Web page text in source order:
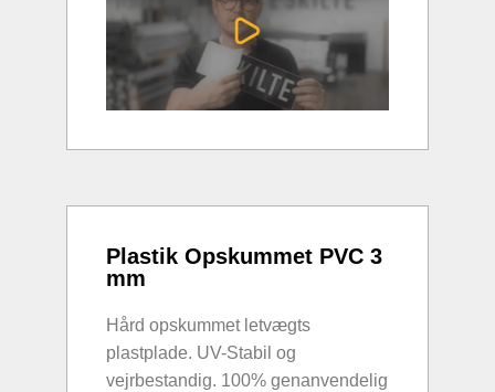
Plastik Opskummet PVC 3
mm
Hård opskummet letvægts
plastplade. UV-Stabil og
vejrbestandig. 100% genanvendelig